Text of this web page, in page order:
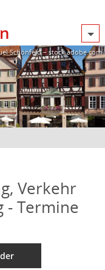
Schönfeld – stock.adobe.com
Verkehr
- Termine